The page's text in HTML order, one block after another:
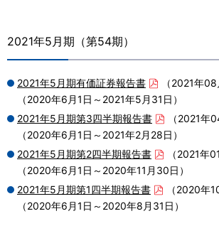
2021年5月期（第54期）
2021年5月期有価証券報告書
（2021年
（2020年6月1日～2021年5月31日）
2021年5月期第3四半期報告書
（2021年
（2020年6月1日～2021年2月28日）
2021年5月期第2四半期報告書
（2021年
（2020年6月1日～2020年11月30日）
2021年5月期第1四半期報告書
（2020年
（2020年6月1日～2020年8月31日）